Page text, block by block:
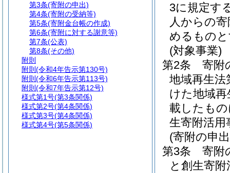
3に規定す
人からの
めるもの
(対象事業)
第2条
寄附
地域再生法
けた地域再
載したも
生寄附活用
(寄附の申
第3条
寄附
と創生寄
第3条(寄附の申出)
第4条(寄附の受納等)
第5条(寄附金台帳の作成)
第6条(寄附に対する謝意等)
第7条(公表)
第8条(その他)
附則
附則 (令和4年告示第130号)
附則 (令和6年告示第113号)
附則 (令和7年告示第12号)
様式第1号(第3条関係)
様式第2号(第4条関係)
様式第3号(第4条関係)
様式第4号(第5条関係)